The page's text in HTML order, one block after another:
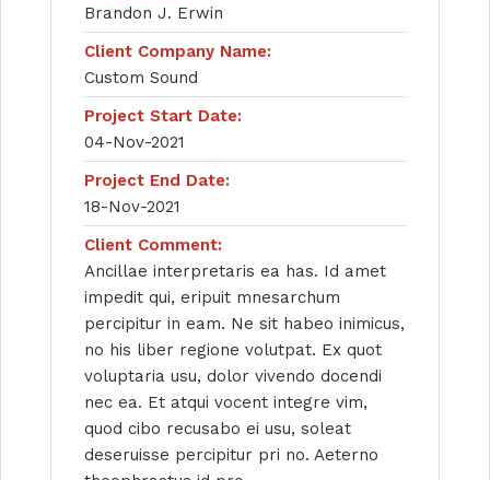
Brandon J. Erwin
Client Company Name:
Custom Sound
Project Start Date:
04-Nov-2021
Project End Date:
18-Nov-2021
Client Comment:
Ancillae interpretaris ea has. Id amet
impedit qui, eripuit mnesarchum
percipitur in eam. Ne sit habeo inimicus,
no his liber regione volutpat. Ex quot
voluptaria usu, dolor vivendo docendi
nec ea. Et atqui vocent integre vim,
quod cibo recusabo ei usu, soleat
deseruisse percipitur pri no. Aeterno